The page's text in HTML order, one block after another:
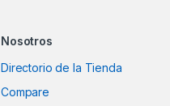
Nosotros
Directorio de la Tienda
Compare